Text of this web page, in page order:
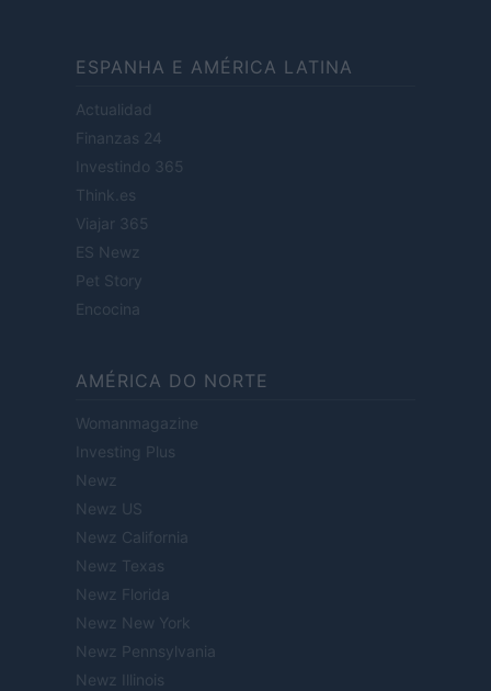
ESPANHA E AMÉRICA LATINA
Actualidad
Finanzas 24
Investindo 365
Think.es
Viajar 365
ES Newz
Pet Story
Encocina
AMÉRICA DO NORTE
Womanmagazine
Investing Plus
Newz
Newz US
Newz California
Newz Texas
Newz Florida
Newz New York
Newz Pennsylvania
Newz Illinois